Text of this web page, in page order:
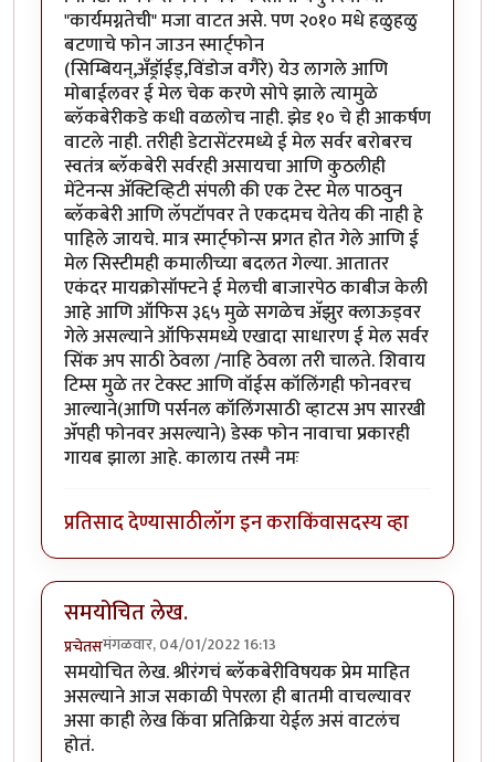
"कार्यमग्नतेची" मजा वाटत असे. पण २०१० मधे हळुहळु
बटणाचे फोन जाउन स्मार्ट्फोन
(सिम्बियन्,अँड्रॉईड्,विंडोज वगैरे) येउ लागले आणि
मोबाईलवर ई मेल चेक करणे सोपे झाले त्यामुळे
ब्लॅकबेरीकडे कधी वळलोच नाही. झेड १० चे ही आकर्षण
वाटले नाही. तरीही डेटासेंटरमध्ये ई मेल सर्वर बरोबरच
स्वतंत्र ब्लॅकबेरी सर्वरही असायचा आणि कुठलीही
मेंटेनन्स अ‍ॅक्टिव्हिटी संपली की एक टेस्ट मेल पाठवुन
ब्लॅकबेरी आणि लॅपटॉपवर ते एकदमच येतेय की नाही हे
पाहिले जायचे. मात्र स्मार्ट्फोन्स प्रगत होत गेले आणि ई
मेल सिस्टीमही कमालीच्या बदलत गेल्या. आतातर
एकंदर मायक्रोसॉफ्टने ई मेलची बाजारपेठ काबीज केली
आहे आणि ऑफिस ३६५ मुळे सगळेच अ‍ॅझुर क्लाऊड्वर
गेले असल्याने ऑफिसमध्ये एखादा साधारण ई मेल सर्वर
सिंक अप साठी ठेवला /नाहि ठेवला तरी चालते. शिवाय
टिम्स मुळे तर टेक्स्ट आणि वॉईस कॉलिंगही फोनवरच
आल्याने(आणि पर्सनल कॉलिंगसाठी व्हाटस अप सारखी
अ‍ॅपही फोनवर असल्याने) डेस्क फोन नावाचा प्रकारही
गायब झाला आहे. कालाय तस्मै नमः
प्रतिसाद देण्यासाठीलॉग इन कराकिंवासदस्य व्हा
समयोचित लेख.
प्रचेतसमंगळवार, 04/01/2022 16:13
समयोचित लेख. श्रीरंगचं ब्लॅकबेरीविषयक प्रेम माहित
असल्याने आज सकाळी पेपरला ही बातमी वाचल्यावर
असा काही लेख किंवा प्रतिक्रिया येईल असं वाटलंच
होतं.